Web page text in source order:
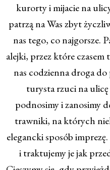
kurorty i mijacie na
patrzą na Was zbyt
nas tego, co najgorsze.
alejki, przez które
nas codzienna droga
turysta rzuci na
podnosimy i zanosimy
trawniki, na których
elegancki sposób
i traktujemy je jak